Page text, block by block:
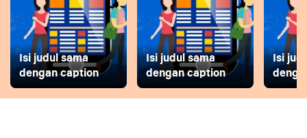
Isi judul sama
dengan caption
Isi judul sama
dengan caption
Isi